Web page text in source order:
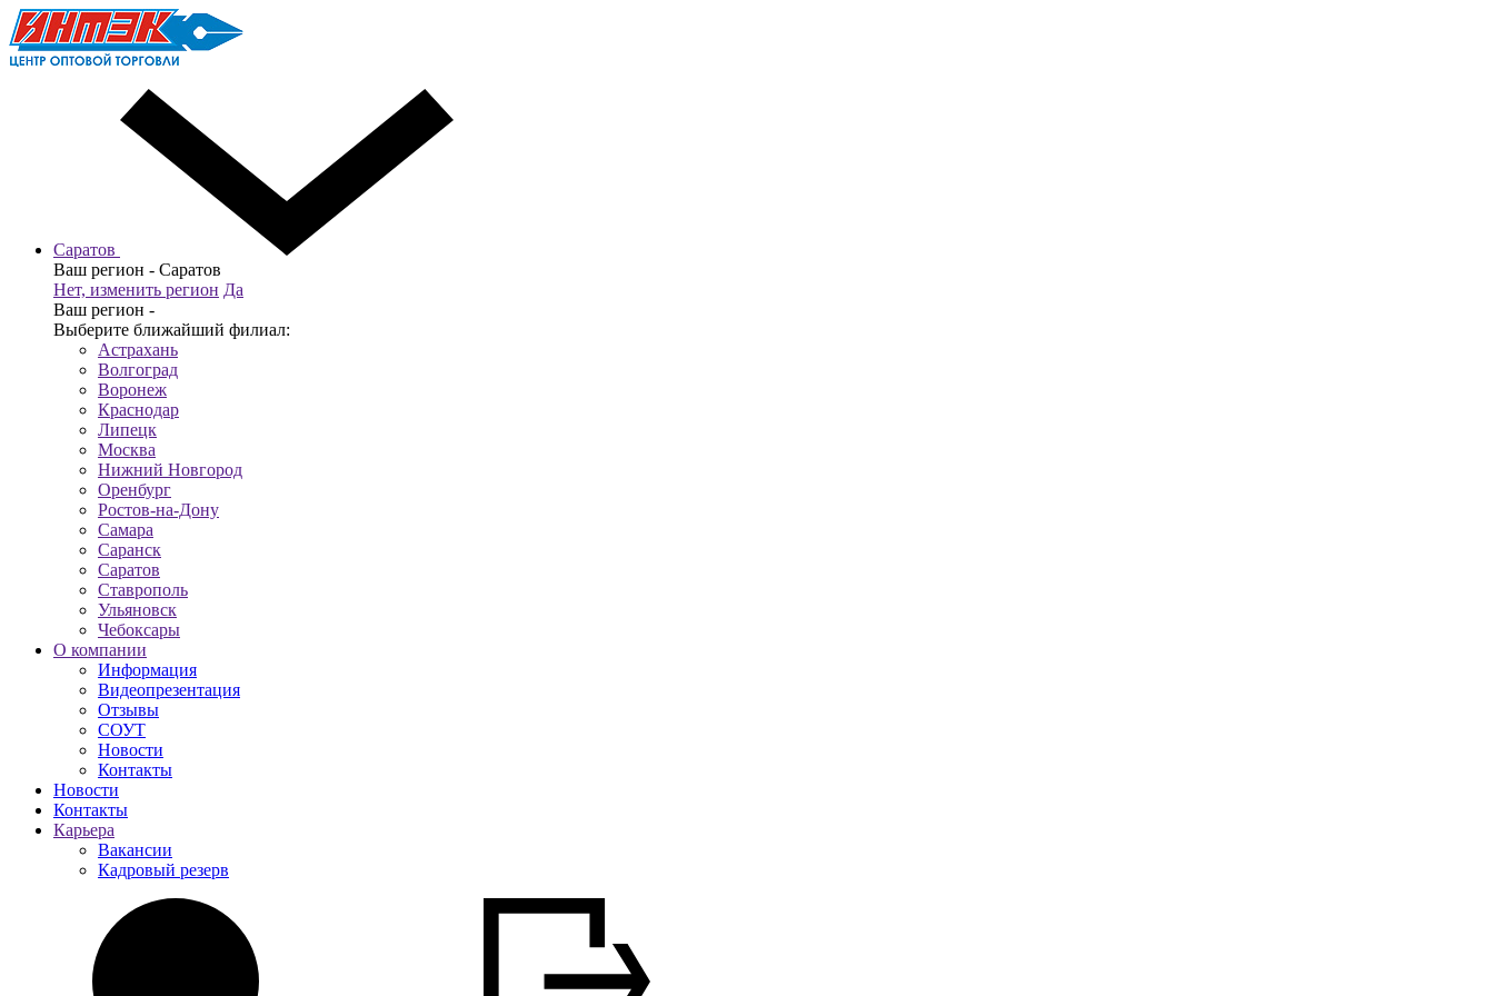
Саратов
Ваш регион - Саратов
Нет, изменить регион Да
Ваш регион -
Выберите ближайший филиал:
Астрахань
Волгоград
Воронеж
Краснодар
Липецк
Москва
Нижний Новгород
Оренбург
Ростов-на-Дону
Самара
Саранск
Саратов
Ставрополь
Ульяновск
Чебоксары
О компании
Информация
Видеопрезентация
Отзывы
СОУТ
Новости
Контакты
Новости
Контакты
Карьера
Вакансии
Кадровый резерв